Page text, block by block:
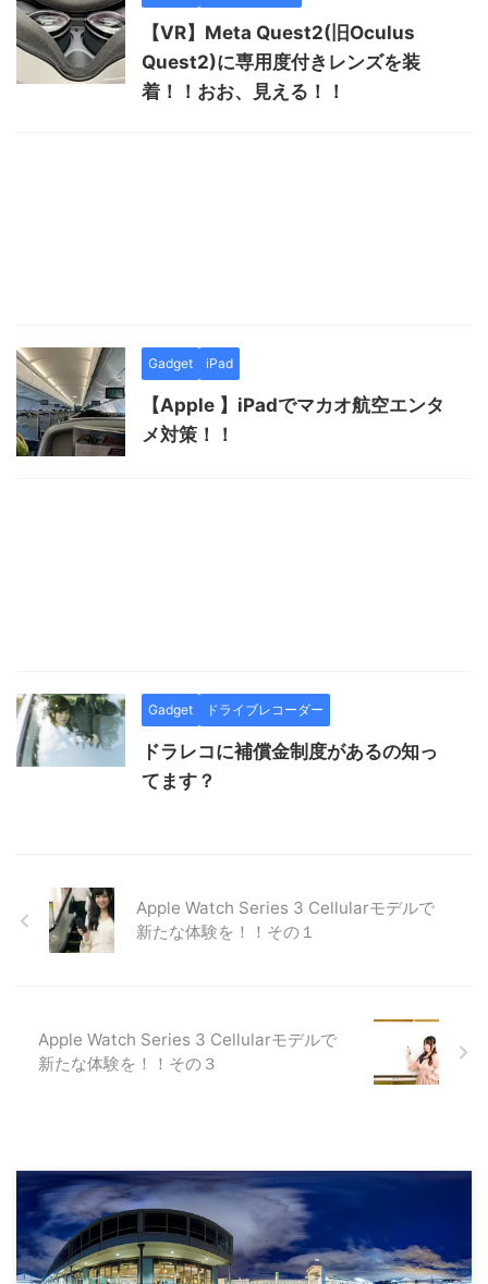
【VR】Meta Quest2(旧Oculus
Quest2)に専用度付きレンズを装
着！！おお、見える！！
Gadget iPad
【Apple 】iPadでマカオ航空エンタ
メ対策！！
Gadget ドライブレコーダー
ドラレコに補償金制度があるの知っ
てます？
Apple Watch Series 3 Cellularモデルで
新たな体験を！！その１
Apple Watch Series 3 Cellularモデルで
新たな体験を！！その３